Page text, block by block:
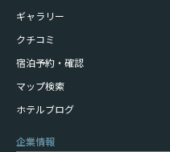
ギャラリー
クチコミ
宿泊予約・確認
マップ検索
ホテルブログ
企業情報